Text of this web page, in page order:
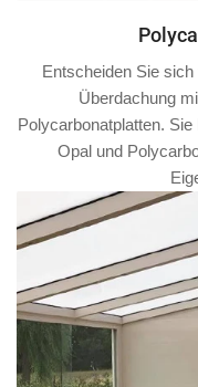
Entscheiden Sie
Überdachung
Polycarbonatplatten.
Opal und